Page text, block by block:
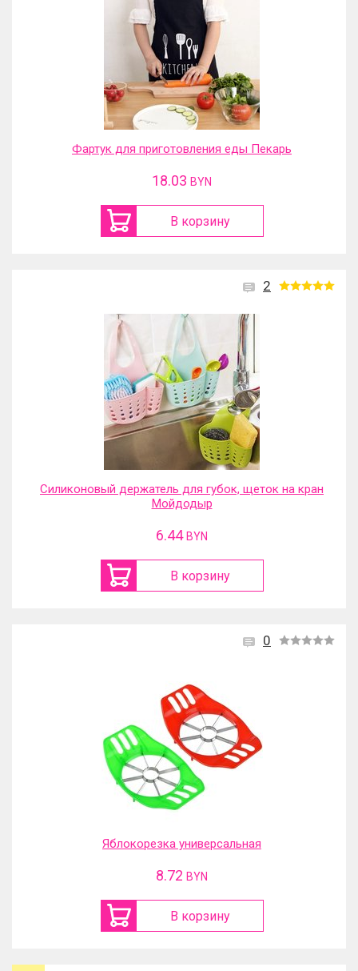
Фартук для приготовления еды Пекарь
18.03 BYN
В корзину
2
Силиконовый держатель для губок, щеток на кран
Мойдодыр
6.44 BYN
В корзину
0
Яблокорезка универсальная
8.72 BYN
В корзину